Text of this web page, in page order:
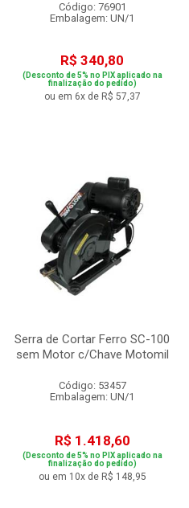
Código: 76901
Embalagem: UN/1
R$ 340,80
(Desconto de 5% no PIX aplicado na
finalização do pedido)
ou em 6x de R$ 57,37
Serra de Cortar Ferro SC-100
sem Motor c/Chave Motomil
Código: 53457
Embalagem: UN/1
R$ 1.418,60
(Desconto de 5% no PIX aplicado na
finalização do pedido)
ou em 10x de R$ 148,95